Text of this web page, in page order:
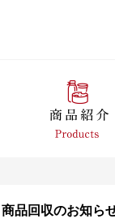
品回収のお知ら